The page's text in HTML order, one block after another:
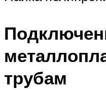
трубам